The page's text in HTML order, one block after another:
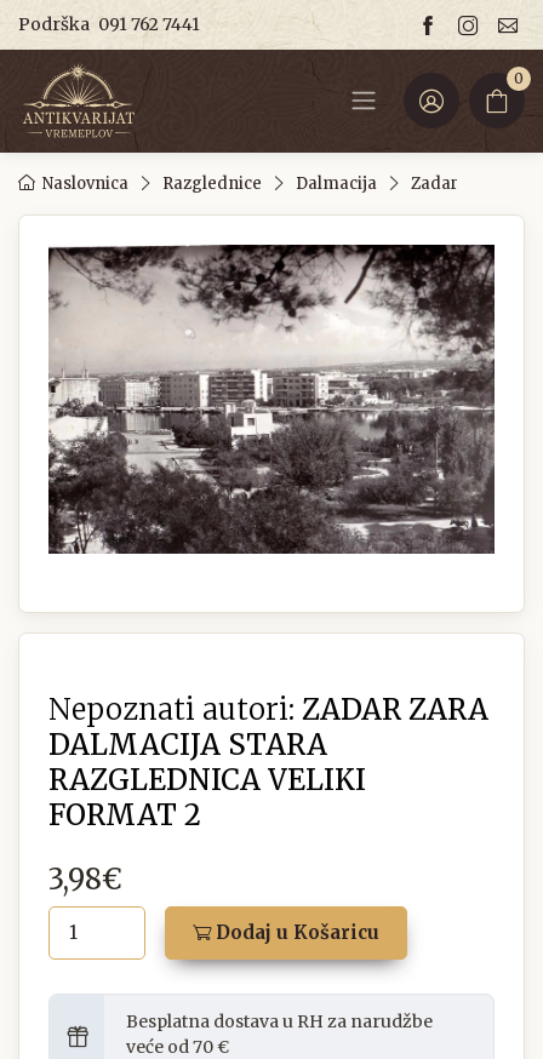
Podrška 091 762 7441
0
Naslovnica Razglednice Dalmacija Zadar
Nepoznati autori: ZADAR ZARA
DALMACIJA STARA
RAZGLEDNICA VELIKI
FORMAT 2
3,98€
Dodaj u Košaricu
Besplatna dostava u RH za narudžbe
veće od 70 €